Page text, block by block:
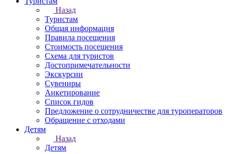
Назад
Туристам
Общая информация
Правила посещения
Стоимость посещения
Схема для туристов
Достопримечательности
Экскурсии
Сувениры
Анкетирование
Список гидов
Предложение о сотрудничестве для туроператоров
Обращение с отходами
Детям
Назад
Детям